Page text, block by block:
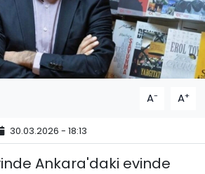
A- A+
30.03.2026 - 18:13
Ankara'daki evinde